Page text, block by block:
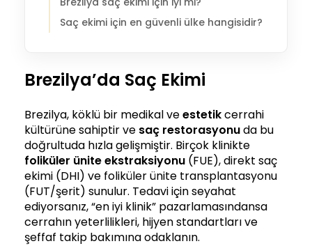
Saç ekimi için en güvenli ülke hangisidir?
Brezilya’da Saç Ekimi
Brezilya, köklü bir medikal veestetikcerrahi
kültürüne sahiptir ve saç restorasyonuda bu
doğrultuda hızla gelişmiştir. Birçok klinikte
foliküler ünite ekstraksiyonu (FUE), direkt saç
ekimi (DHI) ve foliküler ünite transplantasyonu
(FUT/şerit) sunulur. Tedavi için seyahat
ediyorsanız, “en iyi klinik” pazarlamasındansa
cerrahın yeterlilikleri, hijyen standartları ve
şeffaf takip bakımına odaklanın.